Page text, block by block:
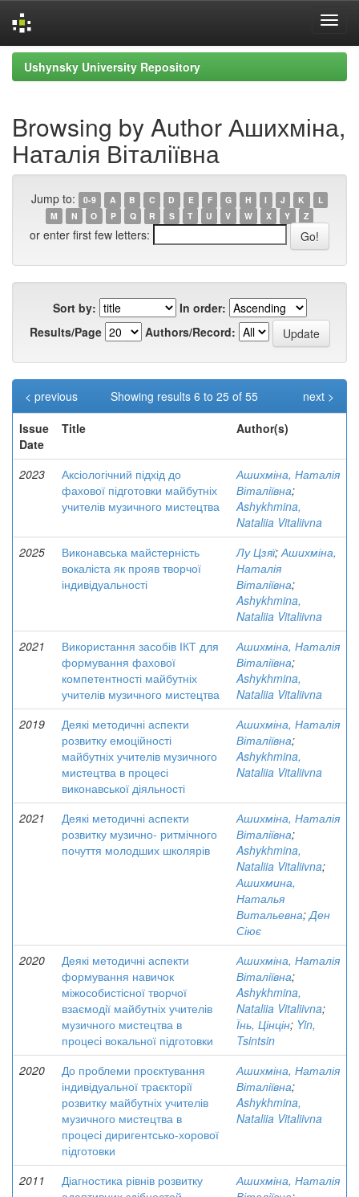
Skip
navigation
Ushynsky University Repository
Browsing by Author Ашихміна,
Наталія Віталіївна
Jump to: 0-9 A B C D E F G H I J K
L
M
N O P Q R S T U V W X Y Z
or enter first few letters:
Sort by:
In order:
Results/Page
Authors/Record:
Showing results 6 to 25 of 55
< previous
next >
Issue
Date
Title Author(s)
2023
Аксіологічний підхід до
фахової підготовки майбутніх
учителів музичного мистецтва
Ашихміна, Наталія
Віталіївна;
Ashykhmina,
Nataliia Vitaliivna
2025
Виконавська майстерність
вокаліста як прояв творчої
індивідуальності
Лу Цзяї;Ашихміна,
Наталія
Віталіївна;
Ashykhmina,
Nataliia Vitaliivna
2021
Використання засобів ІКТ для
формування фахової
компетентності майбутніх
учителів музичного мистецтва
Ашихміна, Наталія
Віталіївна;
Ashykhmina,
Nataliia Vitaliivna
2019
Деякі методичні аспекти
розвитку емоційності
майбутніх учителів музичного
мистецтва в процесі
виконавської діяльності
Ашихміна, Наталія
Віталіївна;
Ashykhmina,
Nataliia Vitaliivna
2021
Деякі методичні аспекти
розвитку музично- ритмічного
почуття молодших школярів
Ашихміна, Наталія
Віталіївна;
Ashykhmina,
Nataliia Vitaliivna;
Ашихмина,
Наталья
Витальевна;Ден
Сіює
2020
Деякі методичні аспекти
формування навичок
міжособистісної творчої
взаємодії майбутніх учителів
музичного мистецтва в
процесі вокальної підготовки
Ашихміна, Наталія
Віталіївна;
Ashykhmina,
Nataliia Vitaliivna;
Їнь, Цінцін; Yin,
Tsintsin
2020
До проблеми проєктування
індивідуальної траєкторії
розвитку майбутніх учителів
музичного мистецтва в
процесі диригентсько-хорової
підготовки
Ашихміна, Наталія
Віталіївна;
Ashykhmina,
Nataliia Vitaliivna
2011
Діагностика рівнів розвитку
Ашихміна, Наталія